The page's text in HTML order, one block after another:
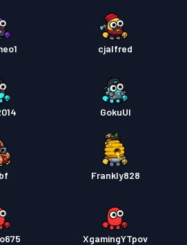
cjalfred
GokuUI
Frankly828
XgamingYTpov